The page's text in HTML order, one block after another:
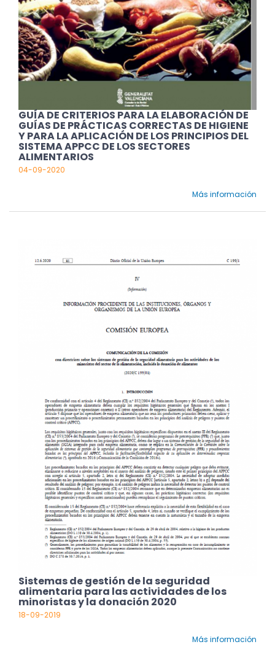
GUÍA DE CRITERIOS PARA LA ELABORACIÓN DE
GUÍAS DE PRÁCTICAS CORRECTAS DE HIGIENE
Y PARA LA APLICACIÓN DE LOS PRINCIPIOS DEL
SISTEMA APPCC DE LOS SECTORES
ALIMENTARIOS
04-09-2020
Más información
Sistemas de gestión de la seguridad
alimentaria para las actividades de los
minoristas y la donación 2020
18-09-2019
Más información